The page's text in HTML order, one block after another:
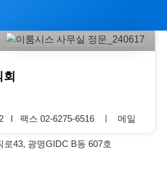
l 팩스 02-6275-6516 ㅣ 메일
43, 광명GIDC B동 607호